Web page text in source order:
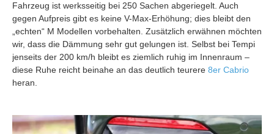
Fahrzeug ist werksseitig bei 250 Sachen abgeriegelt. Auch
gegen Aufpreis gibt es keine V-Max-Erhöhung; dies bleibt den
„echten“ M Modellen vorbehalten. Zusätzlich erwähnen möchten
wir, dass die Dämmung sehr gut gelungen ist. Selbst bei Tempi
jenseits der 200 km/h bleibt es ziemlich ruhig im Innenraum –
diese Ruhe reicht beinahe an das deutlich teurere 8er Cabrio
heran.